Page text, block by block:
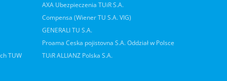
TUW
AXA Ubezpieczenia TUiR S.A.
Compensa (Wiener TU S.A. VIG)
GENERALI TU S.A.
Proama Ceska pojistovna S.A. Oddział w Polsce
TUiR ALLIANZ Polska S.A.